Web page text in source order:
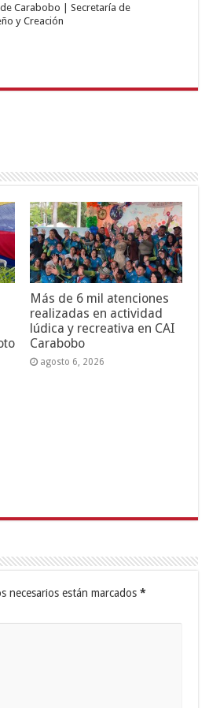
Carabobo | Secretaría de
y Creación
Más de 6 mil atenciones
realizadas en actividad
lúdica y recreativa en CAI
Carabobo
agosto 6, 2026
necesarios están marcados *